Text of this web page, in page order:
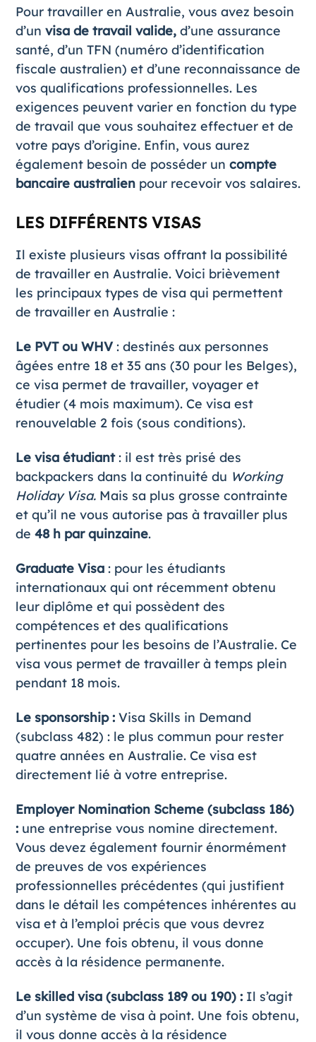
Pour travailler en Australie, vous avez besoin
d’un visa de travail valide,d’une assurance
santé, d’un TFN (numéro d’identification
fiscale australien) et d’une reconnaissance de
vos qualifications professionnelles. Les
exigences peuvent varier en fonction du type
de travail que vous souhaitez effectuer et de
votre pays d’origine. Enfin, vous aurez
également besoin de posséder un compte
bancaire australienpour recevoir vos salaires.
LES DIFFÉRENTS VISAS
Il existe plusieurs visas offrant la possibilité
de travailler en Australie. Voici brièvement
les principaux types de visa qui permettent
de travailler en Australie :
Le PVT ou WHV: destinés aux personnes
âgées entre 18 et 35 ans (30 pour les Belges),
ce visa permet de travailler, voyager et
étudier (4 mois maximum). Ce visa est
renouvelable 2 fois (sous conditions).
Le visa étudiant : il est très prisé des
backpackers dans la continuité du Working
Holiday Visa. Mais sa plus grosse contrainte
et qu’il ne vous autorise pas à travailler plus
de 48 h par quinzaine.
Graduate Visa: pour les étudiants
internationaux qui ont récemment obtenu
leur diplôme et qui possèdent des
compétences et des qualifications
pertinentes pour les besoins de l’Australie. Ce
visa vous permet de travailler à temps plein
pendant 18 mois.
Le sponsorship:Visa Skills in Demand
(subclass 482) : le plus commun pour rester
quatre années en Australie. Ce visa est
directement lié à votre entreprise.
Employer Nomination Scheme (subclass 186)
:une entreprise vous nomine directement.
Vous devez également fournir énormément
de preuves de vos expériences
professionnelles précédentes (qui justifient
dans le détail les compétences inhérentes au
visa et à l’emploi précis que vous devrez
occuper). Une fois obtenu, il vous donne
accès à la résidence permanente.
Le skilled visa (subclass 189 ou 190) :Il s’agit
d’un système de visa à point. Une fois obtenu,
il vous donne accès à la résidence